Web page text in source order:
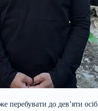
перебувати до дев’яти осіб